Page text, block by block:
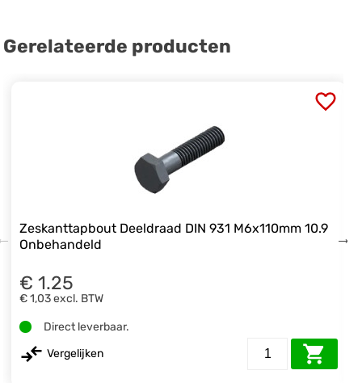
Gerelateerde producten
Zeskanttapbout Deeldraad DIN 931 M6x110mm 10.9
Onbehandeld
€ 1.25
€ 1,03excl. BTW
Direct leverbaar.
Vergelijken